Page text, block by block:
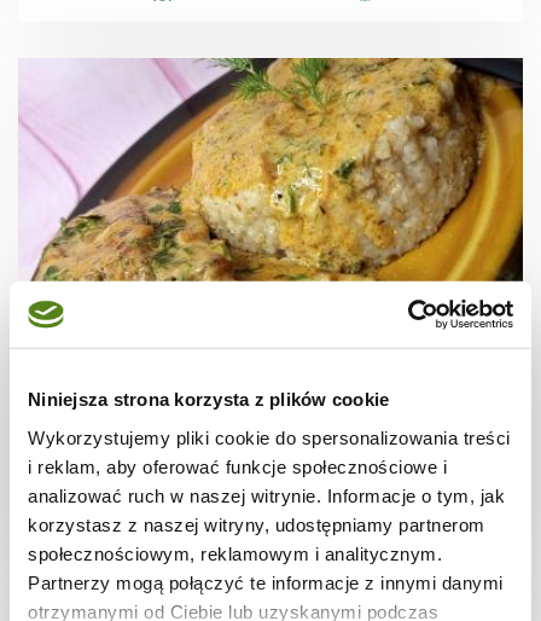
Niniejsza strona korzysta z plików cookie
Wykorzystujemy pliki cookie do spersonalizowania treści
i reklam, aby oferować funkcje społecznościowe i
analizować ruch w naszej witrynie. Informacje o tym, jak
korzystasz z naszej witryny, udostępniamy partnerom
społecznościowym, reklamowym i analitycznym.
Partnerzy mogą połączyć te informacje z innymi danymi
otrzymanymi od Ciebie lub uzyskanymi podczas
Żeberka wieprzowe w sosie śmietanowym z
natką pietruszki i koprem
2 godz. 1453 kcal 2